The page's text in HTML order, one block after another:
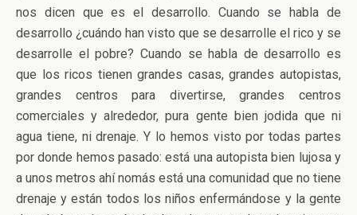
nos dicen que es el desarrollo. Cuando se habla de
desarrollo ¿cuándo han visto que se desarrolle el rico y se
desarrolle el pobre? Cuando se habla de desarrollo es
que los ricos tienen grandes casas, grandes autopistas,
grandes centros para divertirse, grandes centros
comerciales y alrededor, pura gente bien jodida que ni
agua tiene, ni drenaje. Y lo hemos visto por todas partes
por donde hemos pasado: está una autopista bien lujosa y
a unos metros ahí nomás está una comunidad que no tiene
drenaje y están todos los niños enfermándose y la gente